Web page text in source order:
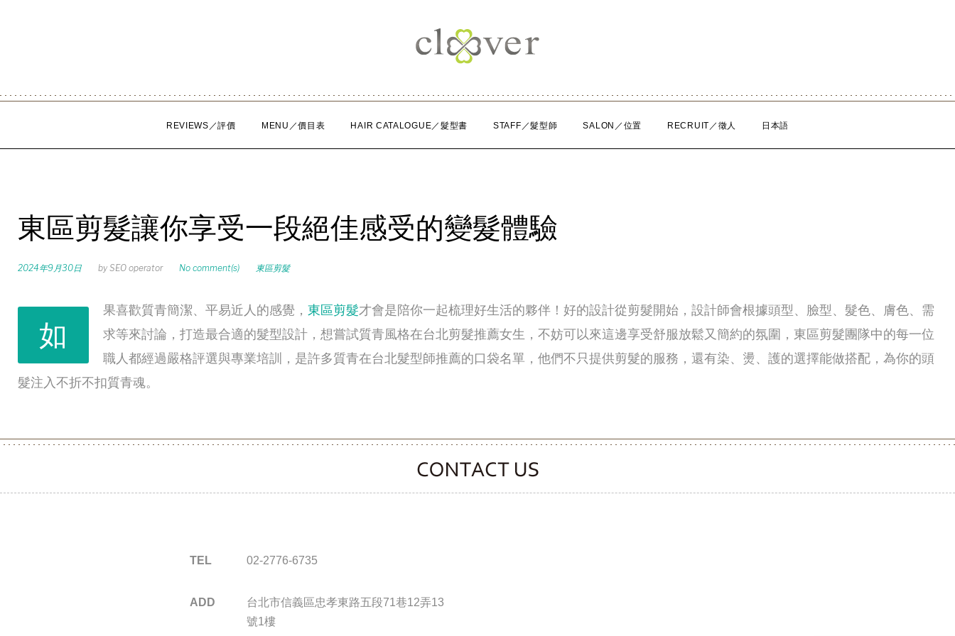
REVIEWS／評價 MENU／價目表 HAIR CATALOGUE／髮型書 STAFF／髮型師 SALON／位置 RECRUIT／徵人 日本語
東區剪髮讓你享受一段絕佳感受的變髮體驗
2024年9月30日 by SEO operator No comment(s) 東區剪髮
如
果喜歡質青簡潔、平易近人的感覺， 東區剪髮才會是陪你一起梳理好生活的夥伴！好的設計從剪髮開始，設計師會根據頭型、臉型、髮色、膚色、需
求等來討論，打造最合適的髮型設計，想嘗試質青風格在台北剪髮推薦女生，不妨可以來這邊享受舒服放鬆又簡約的氛圍，東區剪髮團隊中的每一位
職人都經過嚴格評選與專業培訓，是許多質青在台北髮型師推薦的口袋名單，他們不只提供剪髮的服務，還有染、燙、護的選擇能做搭配，為你的頭
髮注入不折不扣質青魂。
CONTACT CLOOVER
TEL 02-2776-6735
ADD
台北市信義區忠孝東路五段71巷12弄13
號1樓